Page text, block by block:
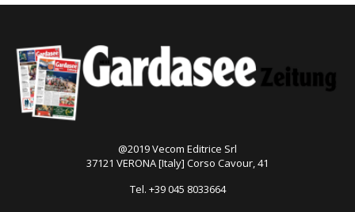
@2019 Vecom Editrice Srl
37121 VERONA [Italy] Corso Cavour, 41
Tel. +39 045 8033664